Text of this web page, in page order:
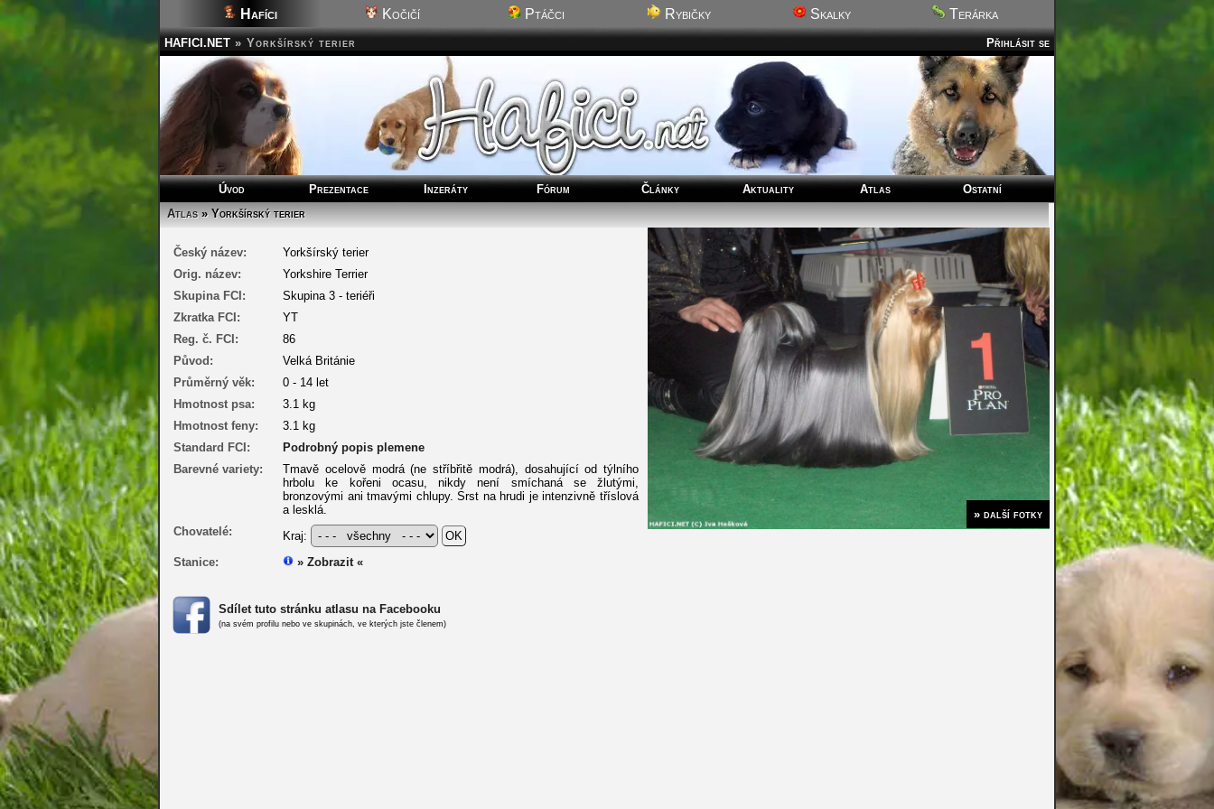
Hafíci Kočičí Ptáčci Rybičky Skalky Terárka
Přihlásit se
HAFICI.NET » Yorkšírský terier
Úvod Prezentace Inzeráty Fórum Články Aktuality Atlas
Ostatní
Atlas» Yorkšírský terier
» další fotky
Český název:
Yorkšírský terier
Orig. název:
Yorkshire Terrier
Skupina FCI:
Skupina 3 - teriéři
Zkratka FCI:
YT
Reg. č. FCI:
86
Původ:
Velká Británie
Průměrný věk:
0 - 14 let
Hmotnost psa:
3.1 kg
Hmotnost feny:
3.1 kg
Standard FCI:
Podrobný popis plemene
Barevné variety:
Tmavě ocelově modrá (ne stříbřitě modrá), dosahující od týlního
hrbolu ke kořeni ocasu, nikdy není smíchaná se žlutými,
bronzovými ani tmavými chlupy. Srst na hrudi je intenzivně tříslová
a lesklá.
Chovatelé:
Kraj:
Stanice:
» Zobrazit «
Sdílet tuto stránku atlasu na Facebooku
(na svém profilu nebo ve skupinách, ve kterých jste členem)